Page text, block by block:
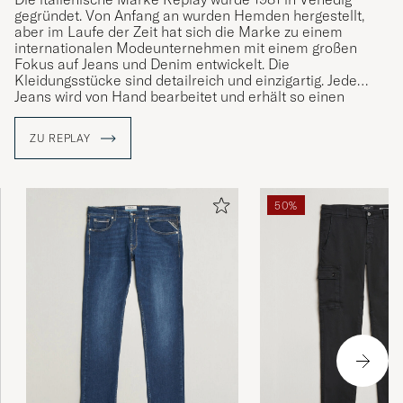
GEKAUFT AM AUF CAREOFCARL.DK
Topp!
MIKKEL MELING H
Mycket nöjd!
DRAGAN J GEKAUFT AM AUF CAREOFCARL.SE
Hei, jeg tror jeg bestilte størrelsen 34/34 men
mottok bukser i 34/32?
MAGNE S GEKAUFT AM AUF CAREOFCARL.NO
gegründet. Von Anfang an wurden Hemden hergestellt,
aber im Laufe der Zeit hat sich die Marke zu einem
internationalen Modeunternehmen mit einem großen
Fokus auf Jeans und Denim entwickelt. Die
Kleidungsstücke sind detailreich und einzigartig. Jede
Jeans wird von Hand bearbeitet und erhält so einen
möglichst individuelles und beeindruckendes Aussehen.
ZU REPLAY
50%